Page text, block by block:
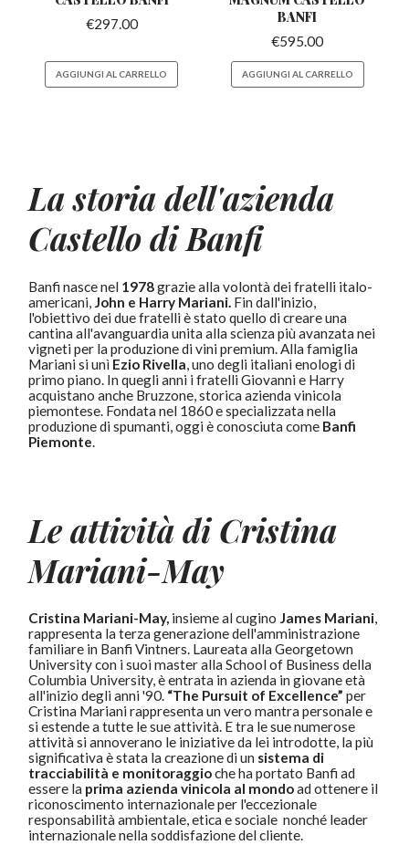
€297.00
AGGIUNGI AL CARRELLO
BANFI
€595.00
AGGIUNGI AL CARRELLO
La storia dell'azienda
Castello di Banfi
Banfi nasce nel 1978grazie alla volontà dei fratelli italo-
americani, John e Harry Mariani. Fin dall'inizio,
l'obiettivo dei due fratelli è stato quello di creare una
cantina all'avanguardia unita alla scienza più avanzata nei
vigneti per la produzione di vini premium. Alla famiglia
Mariani si unì Ezio Rivella , uno degli italiani enologi di
primo piano. In quegli anni i fratelli Giovanni e Harry
acquistano anche Bruzzone, storica azienda vinicola
piemontese. Fondata nel 1860 e specializzata nella
produzione di spumanti, oggi è conosciuta come Banfi
Piemonte
Le attività di Cristina
Mariani-May
Cristina Mariani-May, insieme al cugino James Mariani,
rappresenta la terza generazione dell'amministrazione
familiare in Banfi Vintners. Laureata alla Georgetown
University con i suoi master alla School of Business della
Columbia University, è entrata in azienda in giovane età
all'inizio degli anni '90. “The Pursuit of Excellence” per
Cristina Mariani rappresenta un vero mantra personale e
si estende a tutte le sue attività. E tra le sue numerose
attività si annoverano le iniziative da lei introdotte, la più
significativa è stata la creazione di un sistema di
tracciabilità e monitoraggioche ha portato Banfi ad
essere la prima azienda vinicola al mondoad ottenere il
riconoscimento internazionale per l'eccezionale
responsabilità ambientale, etica e sociale nonché leader
internazionale nella soddisfazione del cliente.